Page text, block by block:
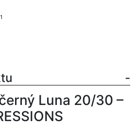
Luna 20/30 –